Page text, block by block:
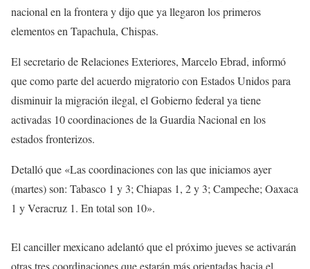
nacional en la frontera y dijo que ya llegaron los primeros
elementos en Tapachula, Chispas.
El secretario de Relaciones Exteriores, Marcelo Ebrad, informó
que como parte del acuerdo migratorio con Estados Unidos para
disminuir la migración ilegal, el Gobierno federal ya tiene
activadas 10 coordinaciones de la Guardia Nacional en los
estados fronterizos.
Detalló que «Las coordinaciones con las que iniciamos ayer
(martes) son: Tabasco 1 y 3; Chiapas 1, 2 y 3; Campeche; Oaxaca
1 y Veracruz 1. En total son 10».
El canciller mexicano adelantó que el próximo jueves se activarán
otras tres coordinaciones que estarán más orientadas hacia el